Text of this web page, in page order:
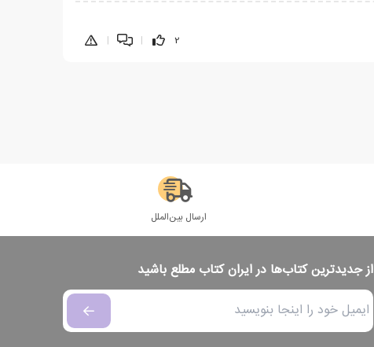
2
|
|
ارسال بین‌الملل
از جدیدترین کتاب‌ها در ایران کتاب مطلع باشید